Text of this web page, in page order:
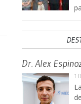
Dr. Alex